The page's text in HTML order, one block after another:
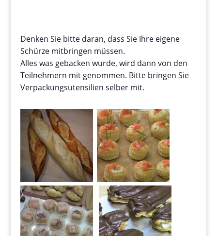
Denken Sie bitte daran, dass Sie Ihre eigene
Schürze mitbringen müssen.
Alles was gebacken wurde, wird dann von den
Teilnehmern mit genommen. Bitte bringen Sie
Verpackungsutensilien selber mit.